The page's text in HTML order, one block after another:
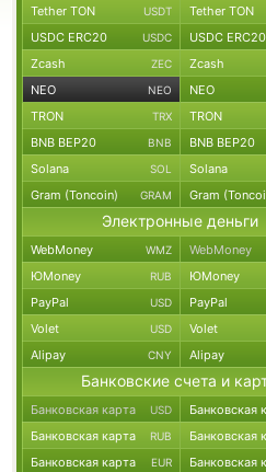
Tether TON USDT Tether TON
USDC ERC20 USDC USDC ERC20
Zcash ZEC Zcash
NEO NEO NEO
TRON TRX TRON
BNB BEP20 BNB BNB BEP20
Solana SOL Solana
Gram (Toncoin) GRAM Gram
Электронные деньги
WebMoney WMZ WebMoney
ЮMoney RUB ЮMoney
PayPal USD PayPal
Volet USD Volet
Alipay CNY Alipay
Банковские счета и
Банковская карта USD Банковская
Банковская карта RUB Банковская
Банковская карта EUR Банковская